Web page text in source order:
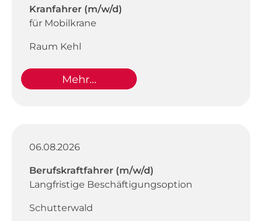
Kranfahrer (m/w/d)
für Mobilkrane
Raum Kehl
Mehr...
06.08.2026
Berufskraftfahrer (m/w/d)
Langfristige Beschäftigungsoption
Schutterwald